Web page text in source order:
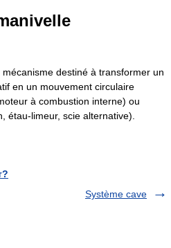
mécanisme destiné à transformer un
en un mouvement circulaire
à combustion interne) ou
étau-limeur, scie alternative).
Système cave